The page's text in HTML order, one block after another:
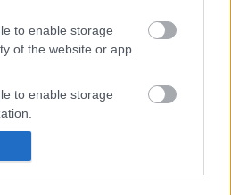
to enable storage
of the website or app.
to enable storage
to enable storage
authentication